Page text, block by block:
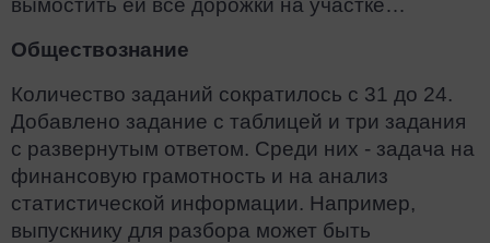
Обществознание
Количество заданий сократилось с 31 до 24.
Добавлено задание с таблицей и три задания
с развернутым ответом. Среди них - задача на
финансовую грамотность и на анализ
статистической информации. Например,
выпускнику для разбора может быть